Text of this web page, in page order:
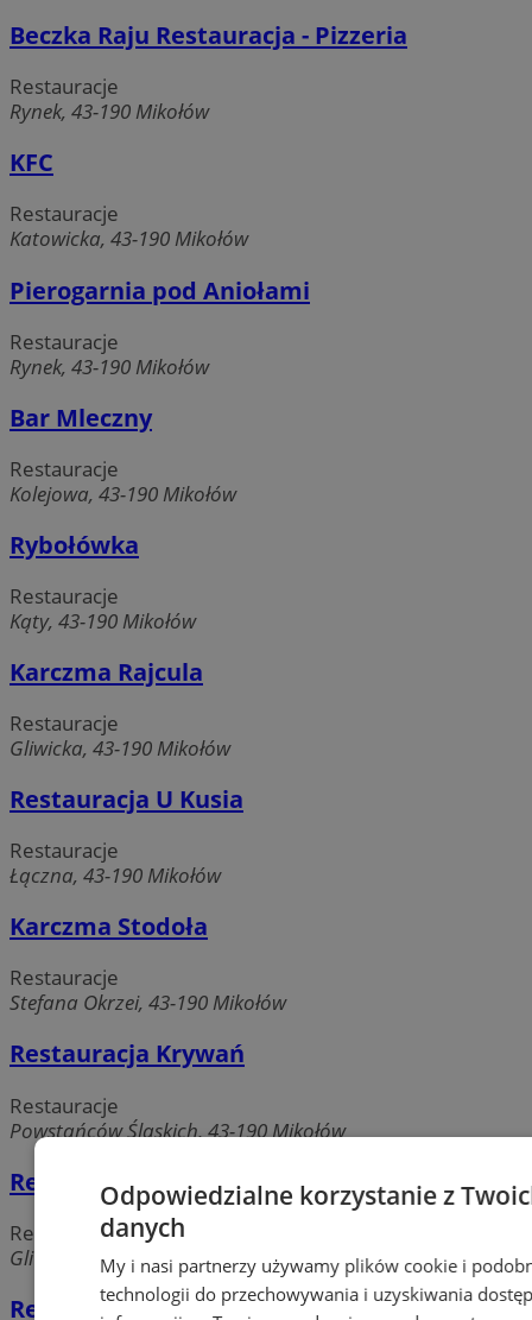
Beczka Raju Restauracja - Pizzeria
Restauracje
Rynek, 43-190 Mikołów
KFC
Restauracje
Katowicka, 43-190 Mikołów
Pierogarnia pod Aniołami
Restauracje
Rynek, 43-190 Mikołów
Bar Mleczny
Restauracje
Kolejowa, 43-190 Mikołów
Rybołówka
Restauracje
Kąty, 43-190 Mikołów
Karczma Rajcula
Restauracje
Gliwicka, 43-190 Mikołów
Restauracja U Kusia
Restauracje
Łączna, 43-190 Mikołów
Karczma Stodoła
Restauracje
Stefana Okrzei, 43-190 Mikołów
Restauracja Krywań
Restauracje
Powstańców Śląskich, 43-190 Mikołów
Restauracja - Zajazd Niken
Restauracje
Gliwicka, 43-190 Mikołów
Restauracja Bujakowianka
Odpowiedzialne korzystanie z
danych
My i nasi partnerzy używamy plików cookie i
technologii do przechowywania i uzyskiwania